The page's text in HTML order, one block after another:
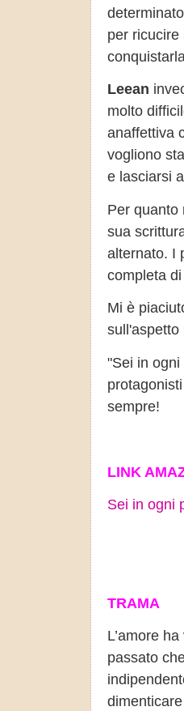
per ricucire
Leean
molto
anaffettiva
vogliono
e lasciarsi
Per quanto
sua
alternato. I
completa
Mi è
sull'aspetto
"Sei in
sempre!
LINK
Sei in ogni
TRAMA
L’amore
passato